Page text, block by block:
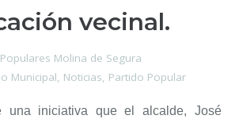
vecinal.
Populares Molina de Segura
Municipal, Noticias, Partido Popular
una iniciativa que el alcalde, José